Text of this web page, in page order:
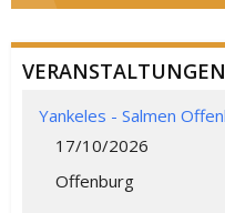
VERANSTALTUNGEN
Yankeles - Salmen
17/10/2026
Offenburg